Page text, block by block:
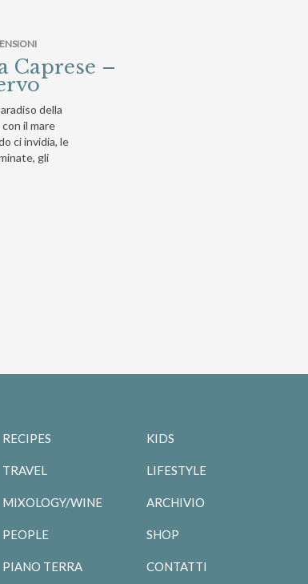
Caprese –
della
il mare
ci invidia, le
gli
RECIPES
TRAVEL
MIXOLOGY/WINE
PEOPLE
PIANO TERRA
KIDS
LIFESTYLE
ARCHIVIO
SHOP
CONTATTI